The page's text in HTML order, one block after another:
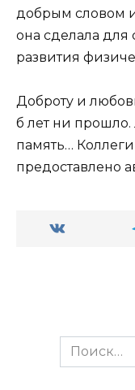
добрым словом и
она сделала для
развития
Доброту и
б лет ни
память…
предоставлено
Search
for: